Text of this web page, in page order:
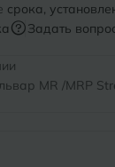
срока,
Задать
MR /MRP